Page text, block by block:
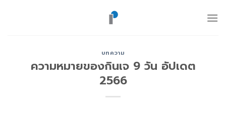
บทความ
ความหมายของกินเจ 9 วัน อัปเดต
2566